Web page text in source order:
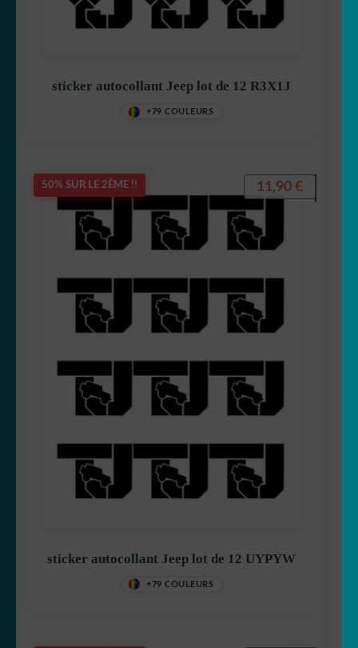
sticker autocollant Jeep lot de 12 R3X1J
+79 COULEURS
50% SUR LE 2ÈME !!
sticker autocollant Jeep lot de 12 UYPYW
+79 COULEURS
11,90 €